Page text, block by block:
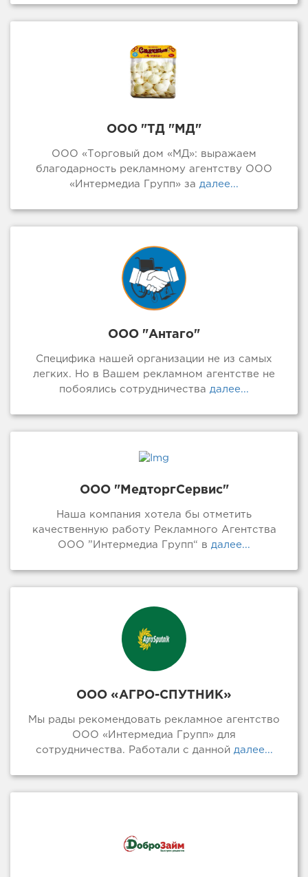
ООО "ТД "МД"
ООО «Торговый дом «МД»: выражаем
благодарность рекламному агентству ООО
«Интермедиа Групп» за далее...
ООО "Антаго"
Специфика нашей организации не из самых
легких. Но в Вашем рекламном агентстве не
побоялись сотрудничества далее...
ООО "МедторгСервис"
Наша компания хотела бы отметить
качественную работу Рекламного Агентства
ООО ”Интермедиа Групп“ в далее...
ООО «АГРО-СПУТНИК»
Мы рады рекомендовать рекламное агентство
ООО «Интермедиа Групп» для
сотрудничества. Работали с даннойдалее...